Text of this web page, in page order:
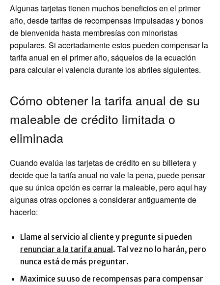
Algunas tarjetas tienen muchos beneficios en el primer
año, desde tarifas de recompensas impulsadas y bonos
de bienvenida hasta membresías con minoristas
populares. Si acertadamente estos pueden compensar la
tarifa anual en el primer año, sáquelos de la ecuación
para calcular el valencia durante los abriles siguientes.
Cómo obtener la tarifa anual de su
maleable de crédito limitada o
eliminada
Cuando evalúa las tarjetas de crédito en su billetera y
decide que la tarifa anual no vale la pena, puede pensar
que su única opción es cerrar la maleable, pero aquí hay
algunas otras opciones a considerar antiguamente de
hacerlo:
Llame al servicio al cliente y pregunte si pueden
renunciar a la tarifa anual . Tal vez no lo harán, pero
nunca está de más preguntar.
Maximice su uso de recompensas para compensar